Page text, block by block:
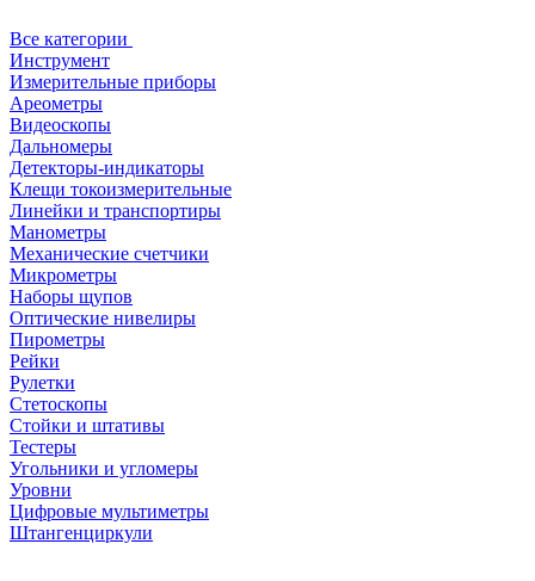
Все категории
Инструмент
Измерительные приборы
Ареометры
Видеоскопы
Дальномеры
Детекторы-индикаторы
Клещи токоизмерительные
Линейки и транспортиры
Манометры
Механические счетчики
Микрометры
Наборы щупов
Оптические нивелиры
Пирометры
Рейки
Рулетки
Стетоскопы
Стойки и штативы
Тестеры
Угольники и угломеры
Уровни
Цифровые мультиметры
Штангенциркули